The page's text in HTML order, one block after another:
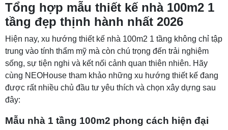
Tổng hợp mẫu thiết kế nhà 100m2 1
tầng đẹp thịnh hành nhất 2026
Hiện nay, xu hướng thiết kế nhà 100m2 1 tầng không chỉ tập
trung vào tính thẩm mỹ mà còn chú trọng đến trải nghiệm
sống, sự tiện nghi và kết nối cảnh quan thiên nhiên. Hãy
cùng NEOHouse tham khảo những xu hướng thiết kế đang
được rất nhiều chủ đầu tư yêu thích và chọn xây dựng sau
đây:
Mẫu nhà 1 tầng 100m2 phong cách hiện đại